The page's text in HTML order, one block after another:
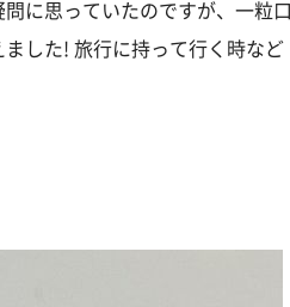
に思っていたのですが、一粒口
した! 旅行に持って行く時など